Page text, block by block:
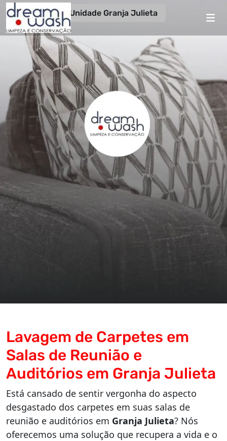
Unidade Granja Julieta
Lavagem de Carpetes em
Salas de Reunião e
Auditórios em Granja Julieta
Está cansado de sentir vergonha do aspecto
desgastado dos carpetes em suas salas de
reunião e auditórios em Granja Julieta? Nós
oferecemos uma solução que recupera a vida e o